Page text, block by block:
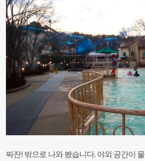
짜잔! 밖으로 나와 봤습니다. 야외 공간이 물